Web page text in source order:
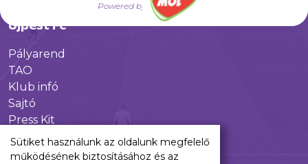
Powered by
Újpest FC
Pályarend
TAO
Klub infó
Sajtó
Press Kit
Újpest FC Shop
Digitális felületeink
Sütiket használunk az oldalunk megfelelő
működésének biztosításához és az